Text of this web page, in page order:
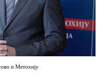
и Метохију